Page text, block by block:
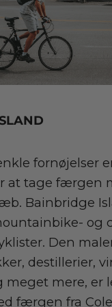
fornøjelser
at tage færgen
Bainbridge
og
Den
destillerier,
meget mere, er
færgen fra